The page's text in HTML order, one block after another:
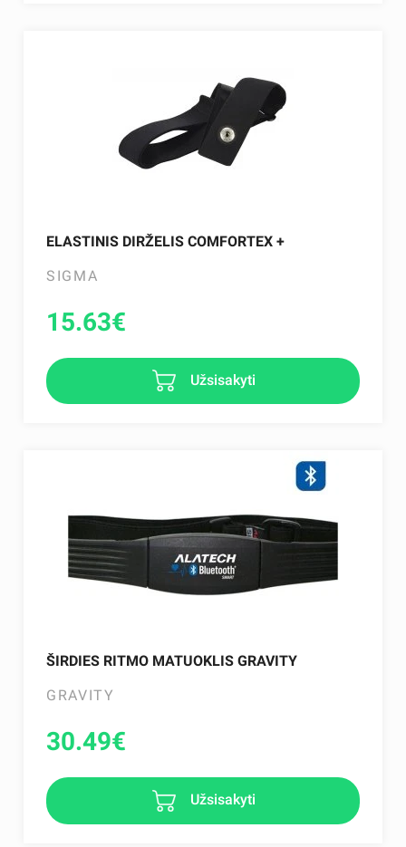
ELASTINIS DIRŽELIS COMFORTEX +
SIGMA
15.63€
Užsisakyti
ŠIRDIES RITMO MATUOKLIS GRAVITY
GRAVITY
30.49€
Užsisakyti